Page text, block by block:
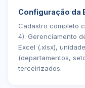
Configuração da
Cadastro completo
4). Gerenciamento
Excel (.xlsx),
(departamentos,
terceirizados.